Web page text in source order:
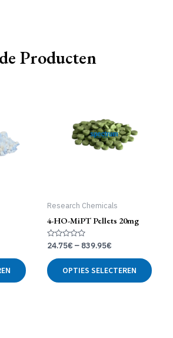
Producten
product
Research Chemicals
4-HO-MiPT Pellets 20mg
Gewaardeerd
0
uit
5
24.75€ – 839.95€
OPTIES SELECTEREN